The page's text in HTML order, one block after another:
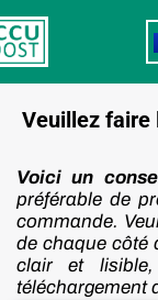
Veuillez faire
Voici un
préférable de
commande.
de chaque côté
clair et lisible,
téléchargement